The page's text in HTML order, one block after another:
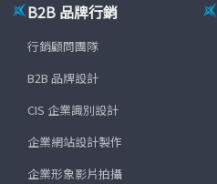
B2B 品牌行銷
行銷顧問團隊
B2B 品牌設計
CIS 企業識別設計
企業網站設計製作
企業形象影片拍攝